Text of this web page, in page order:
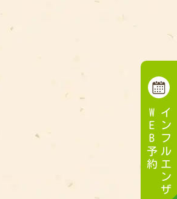
インフルエンザ
WEB予約